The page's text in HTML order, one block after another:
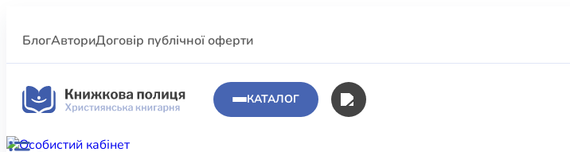
БлогАвториДоговір публічної оферти
КАТАЛОГ